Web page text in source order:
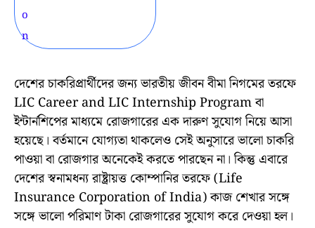
দেশের চাকরিপ্রার্থীদের জন্য ভারতীয় জীবন বীমা নিগমের তরফে
LIC Career and LIC Internship Program বা
ইন্টার্নশিপের মাধ্যমে রোজগারের এক দারুণ সুযোগ নিয়ে আসা
হয়েছে। বর্তমানে যোগ্যতা থাকলেও সেই অনুসারে ভালো চাকরি
পাওয়া বা রোজগার অনেকেই করতে পারছেন না। কিন্তু এবারে
দেশের স্বনামধন্য রাষ্ট্রায়ত্ত কোম্পানির তরফে (Life
Insurance Corporation of India) কাজ শেখার সঙ্গে
সঙ্গে ভালো পরিমাণ টাকা রোজগারের সুযোগ করে দেওয়া হল।